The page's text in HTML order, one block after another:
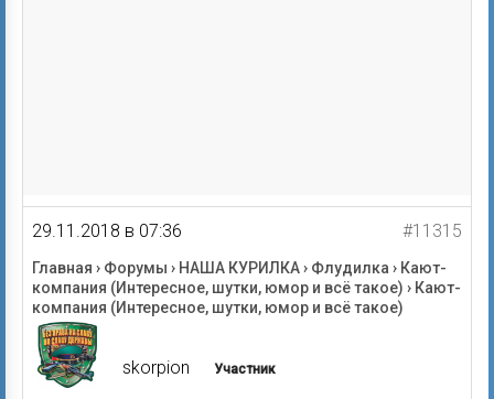
29.11.2018 в 07:36 #11315
Главная › Форумы › НАША КУРИЛКА› Флудилка › Кают-
компания (Интересное, шутки, юмор и всё такое) › Кают-
компания (Интересное, шутки, юмор и всё такое)
skorpion Участник